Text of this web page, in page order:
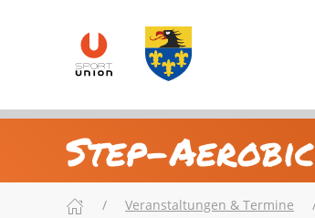
Step-Aerobic
Veranstaltungen & Termine